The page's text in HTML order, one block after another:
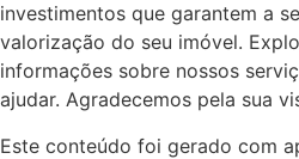
investimentos que garantem a
valorização do seu imóvel.
informações sobre nossos
ajudar. Agradecemos pela sua
Este conteúdo foi gerado com